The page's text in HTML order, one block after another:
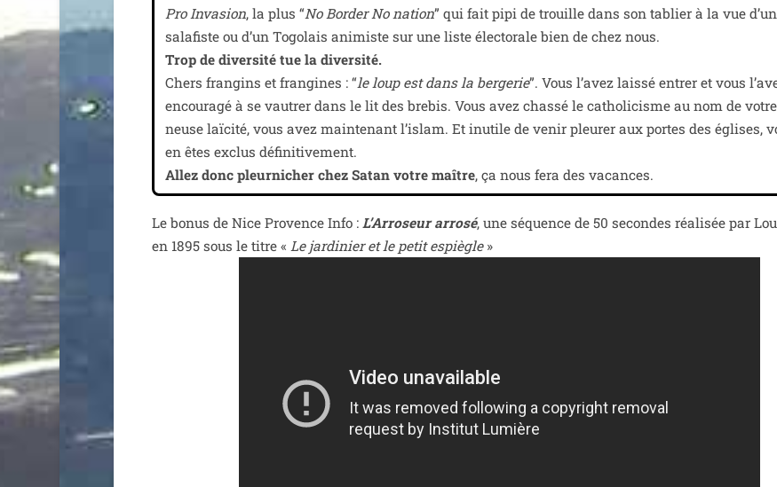
Pro Invasion, la plus “No Border No nation” qui fait pipi de trouille dans son tablier à la vue
sala­fiste ou d’un Togolais ani­miste sur une liste élec­to­rale bien de chez nous.
Trop de diver­si­té tue la diver­si­té.
Chers fran­gins et fran­gines : “le loup est dans la ber­ge­rie”. Vous l’avez lais­sé entrer et vous
encou­ra­gé à se vau­trer dans le lit des bre­bis. Vous avez chas­sé le catho­li­cisme au nom de
neuse laï­ci­té, vous avez main­te­nant l’islam. Et inutile de venir pleu­rer aux portes des églises,
en êtes exclus défi­ni­ti­ve­ment.
Allez donc pleur­ni­cher chez Satan votre maître, ça nous fera des vacances.
Le bonus de Nice Provence Info :L’Arroseur arro­sé, une séquence de 50 secondes réa­li­sée par
en 1895 sous le titre «Le jar­di­nier et le petit espiègle»